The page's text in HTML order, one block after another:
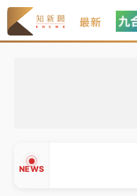
最新
NEWS
本周爆款短影音｜
蔻蔡玉真開撕爆料